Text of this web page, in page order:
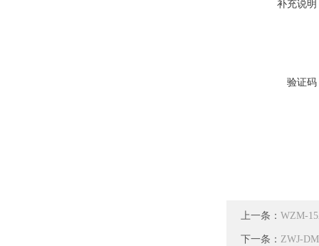
补充说明
验证码
上一条： WZM-
下一条： ZWJ-